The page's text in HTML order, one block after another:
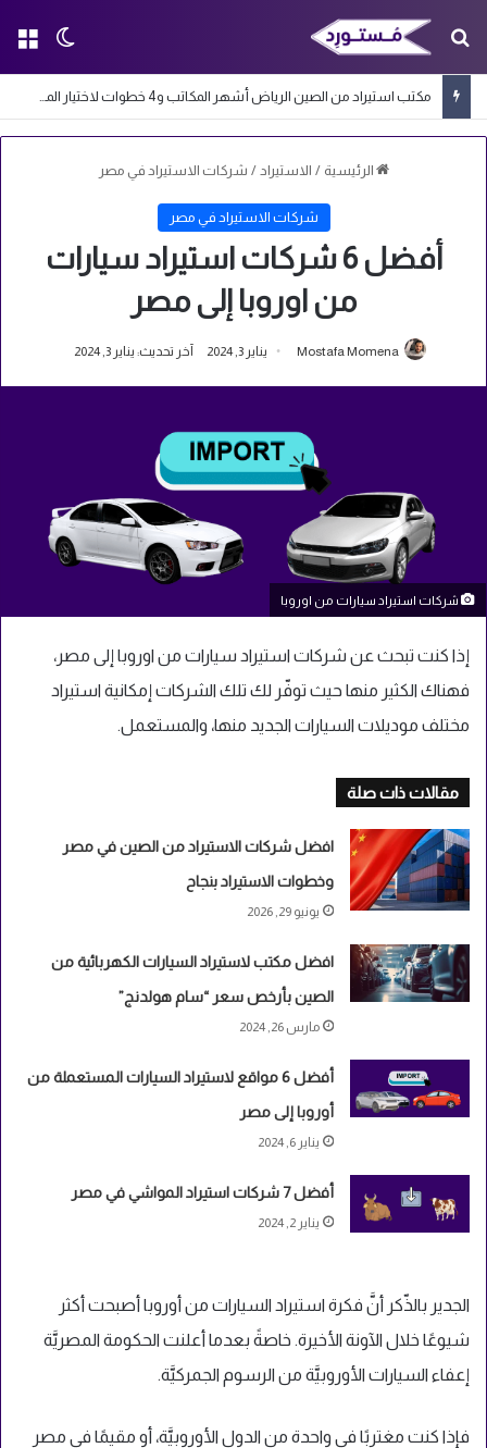
الوضع بحث عن
مكتب استيراد من الصين الرياض أشهر المكاتب و4 خطوات لاختيار المكتب المناسب
الرئيسية / الاستيراد / شركات الاستيراد في مصر
شركات الاستيراد في مصر
أفضل 6 شركات استيراد سيارات
من اوروبا إلى مصر
Mostafa Momena يناير 3, 2024 آخر تحديث: يناير 3, 2024
شركات استيراد سيارات من اوروبا
إذا كنت تبحث عن شركات استيراد سيارات من اوروبا إلى مصر،
فهناك الكثير منها حيث توفّر لك تلك الشركات إمكانية استيراد
مختلف موديلات السيارات الجديد منها، والمستعمل.
مقالات ذات صلة
افضل شركات الاستيراد من الصين في مصر
وخطوات الاستيراد بنجاح
يونيو 29, 2026
افضل مكتب لاستيراد السيارات الكهربائية من
الصين بأرخص سعر “سام هولدنج”
مارس 26, 2024
أفضل 6 مواقع لاستيراد السيارات المستعملة من
أوروبا إلى مصر
يناير 6, 2024
أفضل 7 شركات استيراد المواشي في مصر
يناير 2, 2024
الجدير بالذّكر أنَّ فكرة استيراد السيارات من أوروبا أصبحت أكثر
شيوعًا خلال الآونة الأخيرة. خاصةً بعدما أعلنت الحكومة المصريَّة
إعفاء السيارات الأوروبيَّة من الرسوم الجمركيَّة.
فإذا كنت مغتربًا في واحدة من الدول الأوروبيَّة، أو مقيمًا في مصر